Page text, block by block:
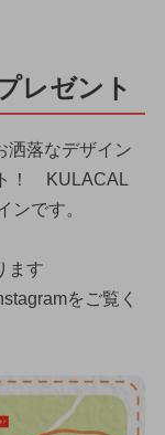
レゼント
洒落なデザイン
！ KULACAL
ンです。
ます
をご覧く